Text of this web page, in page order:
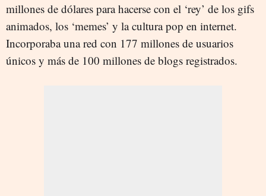
millones de dólares para hacerse con el ‘rey’ de los gifs
animados, los ‘memes’ y la cultura pop en internet.
Incorporaba una red con 177 millones de usuarios
únicos y más de 100 millones de blogs registrados.